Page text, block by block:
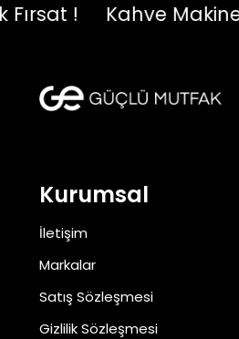
! Kahve
Kurumsal
İletişim
Markalar
Satış Sözleşmesi
Gizlilik Sözleşmesi